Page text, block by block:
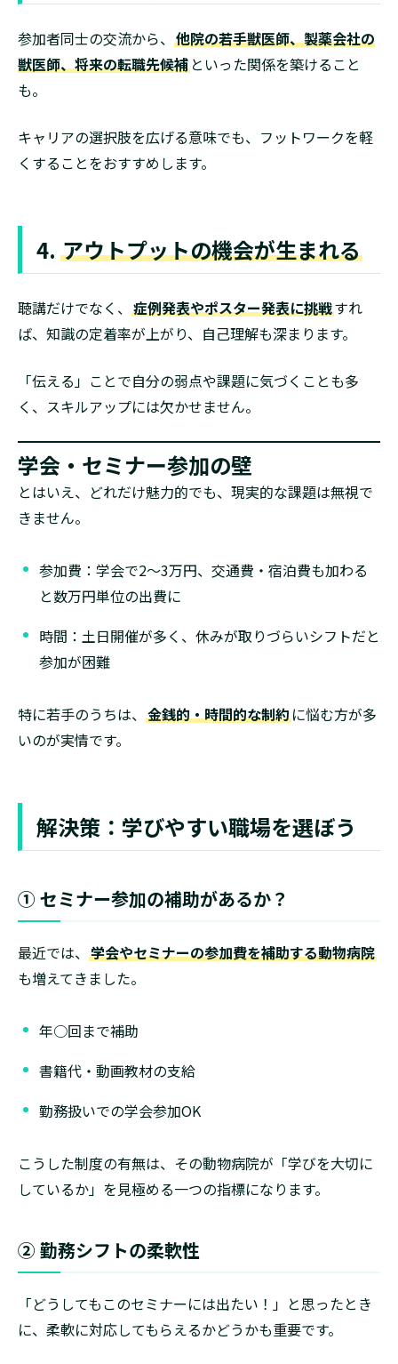
参加者同士の交流から、 他院の若手獣医師、製薬会社の
獣医師、将来の転職先候補 といった関係を築けること
も。
キャリアの選択肢を広げる意味でも、フットワークを軽
くすることをおすすめします。
4. アウトプットの機会が生まれる
聴講だけでなく、 症例発表やポスター発表に挑戦すれ
ば、知識の定着率が上がり、自己理解も深まります。
「伝える」ことで自分の弱点や課題に気づくことも多
く、スキルアップには欠かせません。
学会・セミナー参加の壁
とはいえ、どれだけ魅力的でも、現実的な課題は無視で
きません。
参加費：学会で2〜3万円、交通費・宿泊費も加わる
と数万円単位の出費に
時間：土日開催が多く、休みが取りづらいシフトだと
参加が困難
特に若手のうちは、 金銭的・時間的な制約に悩む方が多
いのが実情です。
解決策：学びやすい職場を選ぼう
① セミナー参加の補助があるか？
最近では、 学会やセミナーの参加費を補助する動物病院
も増えてきました。
年○回まで補助
書籍代・動画教材の支給
勤務扱いでの学会参加OK
こうした制度の有無は、その動物病院が「学びを大切に
しているか」を見極める一つの指標になります。
② 勤務シフトの柔軟性
「どうしてもこのセミナーには出たい！」と思ったとき
に、柔軟に対応してもらえるかどうかも重要です。